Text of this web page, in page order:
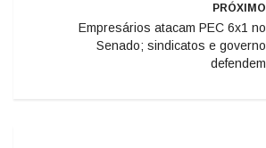
PRÓXIMO
Empresários atacam PEC 6x1 no
Senado; sindicatos e governo
defendem